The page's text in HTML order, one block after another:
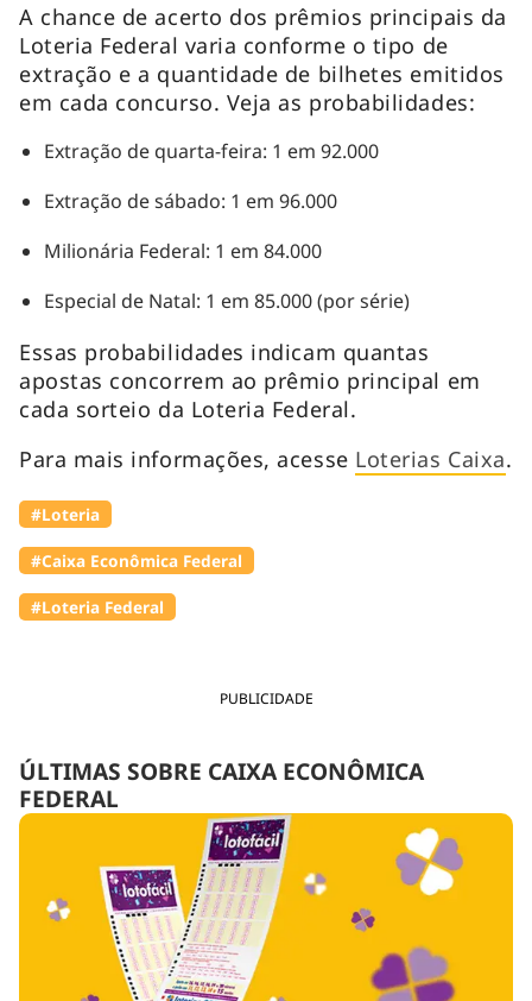
PUBLICIDADE
ÚLTIMAS SOBRE CAIXA ECONÔMICA
FEDERAL
A chance de acerto dos prêmios principais da
Loteria Federal varia conforme o tipo de
extração e a quantidade de bilhetes emitidos
em cada concurso. Veja as probabilidades:
Extração de quarta-feira: 1 em 92.000
Extração de sábado: 1 em 96.000
Milionária Federal: 1 em 84.000
Especial de Natal: 1 em 85.000 (por série)
Essas probabilidades indicam quantas
apostas concorrem ao prêmio principal em
cada sorteio da Loteria Federal.
Para mais informações, acesse Loterias Caixa.
#Loteria
#Caixa Econômica Federal
#Loteria Federal